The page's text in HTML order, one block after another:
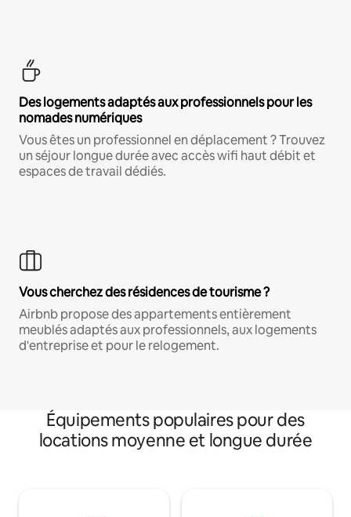
Des logements adaptés aux professionnels pour les
nomades numériques
Vous êtes un professionnel en déplacement ? Trouvez
un séjour longue durée avec accès wifi haut débit et
espaces de travail dédiés.
Vous cherchez des résidences de tourisme ?
Airbnb propose des appartements entièrement
meublés adaptés aux professionnels, aux logements
d'entreprise et pour le relogement.
Équipements populaires pour des
locations moyenne et longue durée